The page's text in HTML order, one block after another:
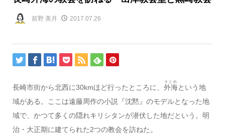
前野 美月 2017.07.26
長崎市街から北西に30kmほど行ったところに、 外海
そとめ
という地
域がある。ここは遠藤周作の小説『沈黙』のモデルとなった地
域で、かつて多くの隠れキリシタンが潜伏した地だという。明
治・大正期に建てられた2つの教会を訪ねた。